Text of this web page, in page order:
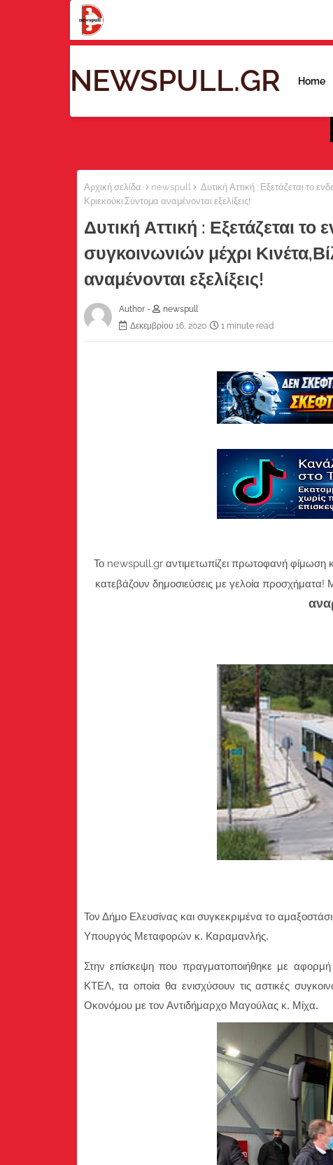
NEWSPULL.GR Home
Αρχική σελίδα newspull
Δυτική Αττική : Εξετάζεται το
Κριεκούκι.Σύντομα αναμένονται εξελίξεις!
Δυτική Αττική : Εξετάζεται
συγκοινωνιών μέχρι
αναμένονται εξελίξεις!
Author -
newspull
Δεκεμβρίου 16, 2020
1 minute read
Το newspull.gr αντιμετωπίζει πρωτοφανή φίμωση
κατεβάζουν δημοσιεύσεις με γελοία
Τον Δήμο Ελευσίνας και συγκεκριμένα το
Υπουργός Μεταφορών κ. Καραμανλής.
Στην επίσκεψη που πραγματοποιήθηκε με
ΚΤΕΛ, τα οποία θα ενισχύσουν τις αστικές
Οκονόμου με τον Αντιδήμαρχο Μαγούλας κ. Μίχα.